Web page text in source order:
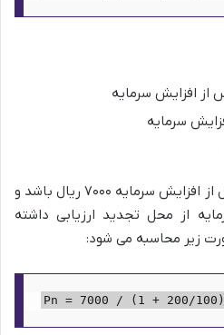
افزایش سرمایه
سرمایه
برای مثال، اگر قیمت سهمی قبل از افزایش سرمایه ۷۰۰۰ ریال باشد و
سرمایه از محل تجدید ارزیابی داشته
زیر محاسبه می شود: